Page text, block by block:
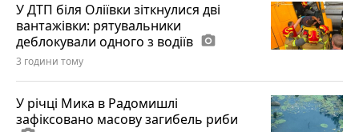
У ДТП біля Оліївки зіткнулися дві
вантажівки: рятувальники
деблокували одного з водіїв photo_camera
3 години тому
У річці Мика в Радомишлі
зафіксовано масову загибель риби